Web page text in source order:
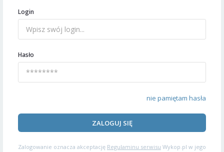
Login
Hasło
nie pamiętam hasła
ZALOGUJ SIĘ
Zalogowanie oznacza akceptację Regulaminu serwisu Wykop.pl w jego